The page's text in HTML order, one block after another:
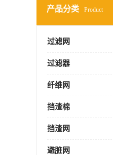
产品分类 Product
过滤网
过滤器
纤维网
挡渣棉
挡渣网
避脏网